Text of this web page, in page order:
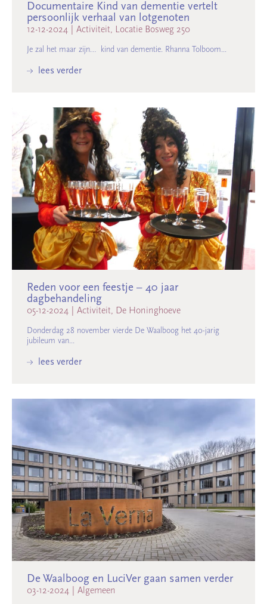
Documentaire Kind van dementie vertelt
persoonlijk verhaal van lotgenoten
12-12-2024 Activiteit, Locatie Bosweg 250
Je zal het maar zijn… kind van dementie. Rhanna Tolboom...
lees verder
Reden voor een feestje – 40 jaar
dagbehandeling
05-12-2024 Activiteit, De Honinghoeve
Donderdag 28 november vierde De Waalboog het 40-jarig
jubileum van...
lees verder
De Waalboog en LuciVer gaan samen verder
03-12-2024 Algemeen